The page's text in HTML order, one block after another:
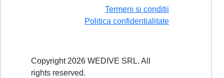
Termeni si conditii
Politica confidentialitate
Copyright 2026 WEDIVE SRL. All
rights reserved.